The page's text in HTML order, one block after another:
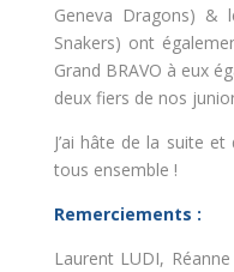
Geneva Dragons) &
Snakers) ont
Grand BRAVO à eux
deux fiers de nos
J’ai hâte de la suite
tous ensemble !
Remerciements :
Laurent LUDI,